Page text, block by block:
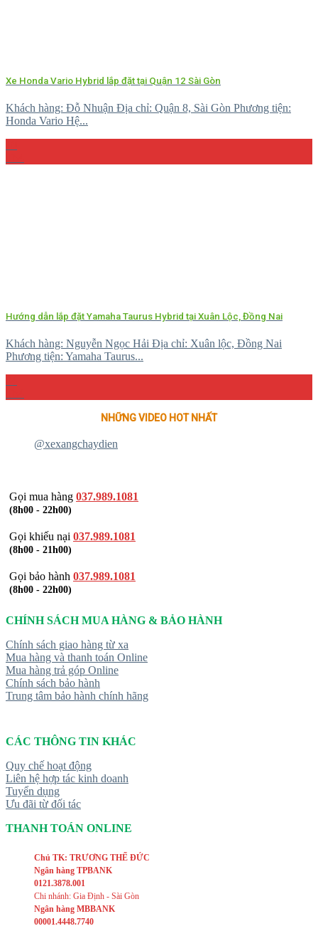
Xe Honda Vario Hybrid lắp đặt tại Quận 12 Sài Gòn
Khách hàng: Đỗ Nhuận Địa chỉ: Quận 8, Sài Gòn Phương tiện:
Honda Vario Hệ...
Hướng dẫn lắp đặt Yamaha Taurus Hybrid tại Xuân Lộc, Đồng Nai
Khách hàng: Nguyễn Ngọc Hải Địa chỉ: Xuân lộc, Đồng Nai
Phương tiện: Yamaha Taurus...
NHỮNG VIDEO HOT NHẤT
@xexangchaydien
Gọi mua hàng 037.989.1081
(8h00 - 22h00)
Gọi khiếu nại 037.989.1081
(8h00 - 21h00)
Gọi bảo hành 037.989.1081
(8h00 - 22h00)
CHÍNH SÁCH MUA HÀNG & BẢO HÀNH
Chính sách giao hàng từ xa
Mua hàng và thanh toán Online
Mua hàng trả góp Online
Chính sách bảo hành
Trung tâm bảo hành chính hãng
CÁC THÔNG TIN KHÁC
Quy chế hoạt động
Liên hệ hợp tác kinh doanh
Tuyển dụng
Ưu đãi từ đối tác
THANH TOÁN ONLINE
Chủ TK: TRƯƠNG THẾ ĐỨC
Ngân hàng TPBANK
0121.3878.001
Chi nhánh: Gia Định - Sài Gòn
Ngân hàng MBBANK
00001.4448.7740